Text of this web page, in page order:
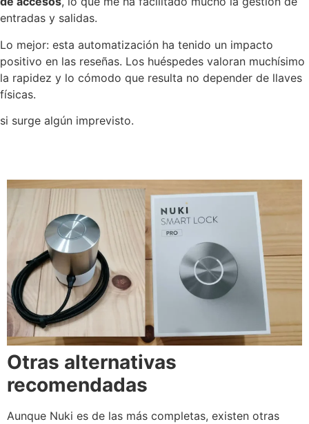
entradas y salidas.
Lo mejor: esta automatización ha tenido un impacto
positivo en las reseñas. Los huéspedes valoran muchísimo
la rapidez y lo cómodo que resulta no depender de llaves
físicas.
si surge algún imprevisto.
Otras alternativas
recomendadas
Aunque Nuki es de las más completas, existen otras